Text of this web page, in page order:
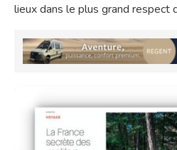
lieux dans le plus grand respect